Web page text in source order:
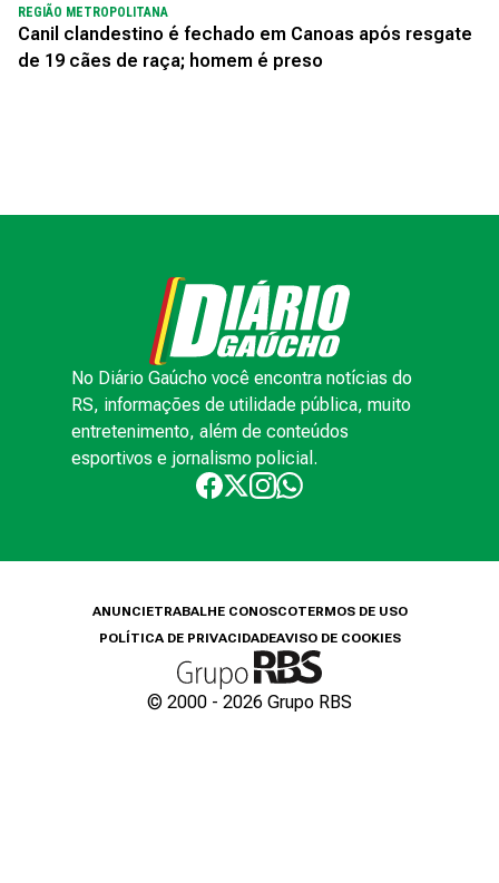
REGIÃO METROPOLITANA
Canil clandestino é fechado em Canoas após resgate
de 19 cães de raça; homem é preso
No Diário Gaúcho você encontra notícias do
RS, informações de utilidade pública, muito
entretenimento, além de conteúdos
esportivos e jornalismo policial.
ANUNCIETRABALHE CONOSCOTERMOS DE USO
POLÍTICA DE PRIVACIDADEAVISO DE COOKIES
© 2000 - 2026 Grupo RBS